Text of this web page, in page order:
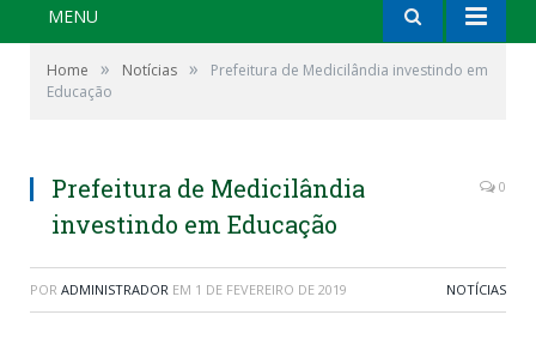
MENU
Home » Notícias »
Prefeitura de Medicilândia investindo em
Educação
Prefeitura de Medicilândia
investindo em Educação
0
POR ADMINISTRADOR EM 1 DE FEVEREIRO DE 2019 NOTÍCIAS